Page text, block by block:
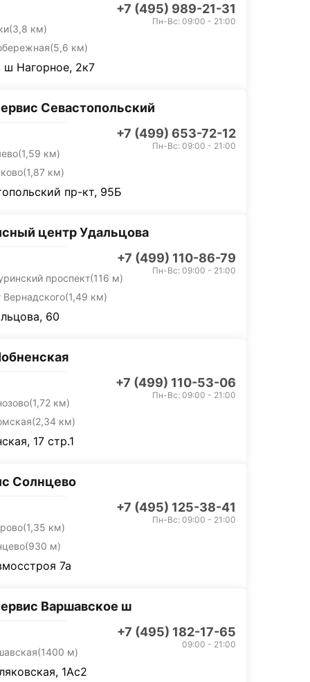
+7 (495) 989-21-31
(3,8 км)
(5,6 км)
Пн-Вс: 09:00 - 21:00
ш Нагорное, 2к7
Севастопольский
+7 (499) 653-72-12
(1,59 км)
(1,87 км)
Пн-Вс: 09:00 - 21:00
пр-кт, 95Б
центр Удальцова
+7 (499) 110-86-79
проспект(116 м)
(1,49 км)
Пн-Вс: 09:00 - 21:00
60
+7 (499) 110-53-06
(1,72 км)
(2,34 км)
Пн-Вс: 09:00 - 21:00
17 стр.1
Солнцево
+7 (495) 125-38-41
(1,35 км)
(930 м)
Пн-Вс: 09:00 - 21:00
7а
Варшавское ш
+7 (495) 182-17-65
(1400 м)
09:00 - 21:00
1Ас2